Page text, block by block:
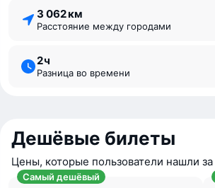
3 062 км
Расстояние между городами
2 ⁠ч
Разница во времени
Дешёвые билеты
Цены, которые пользователи нашли
Самый дешёвый